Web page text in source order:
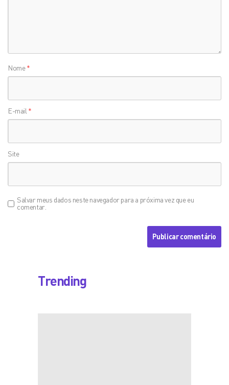
Nome*
E-mail *
Site
Salvar meus dados neste navegador para a próxima vez que eu
comentar.
Trending